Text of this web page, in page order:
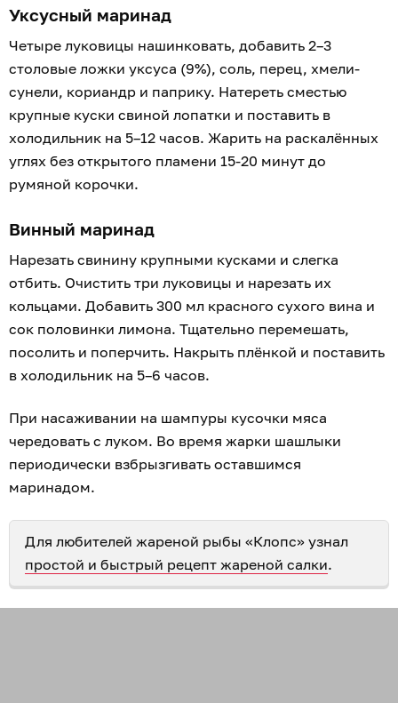
Уксусный маринад
Четыре луковицы нашинковать, добавить 2–3
столовые ложки уксуса (9%), соль, перец, хмели-
сунели, кориандр и паприку. Натереть сместью
крупные куски свиной лопатки и поставить в
холодильник на 5–12 часов. Жарить на раскалённых
углях без открытого пламени 15-20 минут до
румяной корочки.
Винный маринад
Нарезать свинину крупными кусками и слегка
отбить. Очистить три луковицы и нарезать их
кольцами. Добавить 300 мл красного сухого вина и
сок половинки лимона. Тщательно перемешать,
посолить и поперчить. Накрыть плёнкой и поставить
в холодильник на 5–6 часов.
При насаживании на шампуры кусочки мяса
чередовать с луком. Во время жарки шашлыки
периодически взбрызгивать оставшимся
маринадом.
Для любителей жареной рыбы «Клопс» узнал
простой и быстрый рецепт жареной салки.